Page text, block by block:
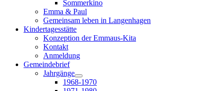
Sommerkino
Emma & Paul
Gemeinsam leben in Langenhagen
Kindertagesstätte
Konzeption der Emmaus-Kita
Kontakt
Anmeldung
Gemeindebrief
Jahrgänge
1968-1970